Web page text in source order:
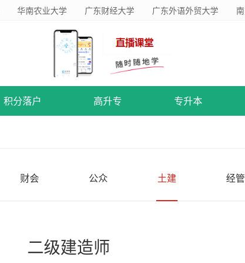
华南农业大学 广东财经大学 广东外语外贸大学
积分落户 高升专 专升本
财会 公众 土建 经管
二级建造师